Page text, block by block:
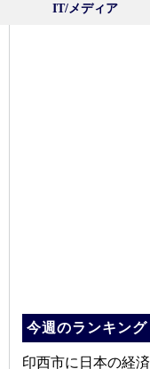
IT/メディア
今週のランキング
印西市に日本の経